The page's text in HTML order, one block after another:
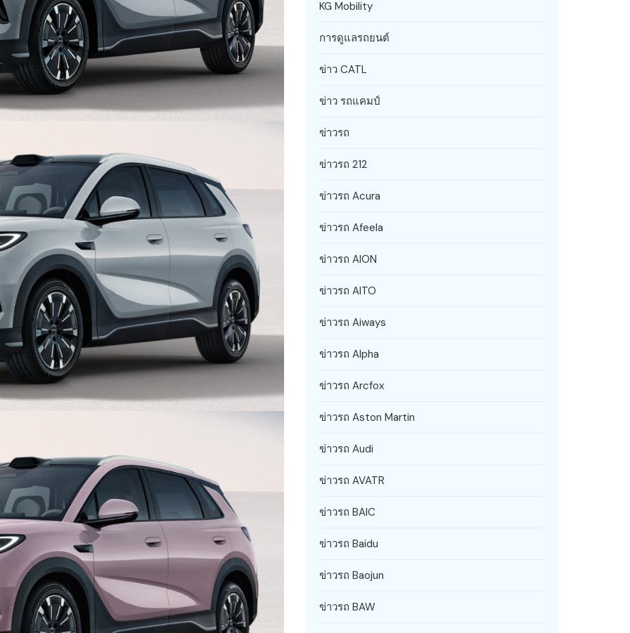
KG Mobility
การดูแลรถยนต์
ข่าว CATL
ข่าว รถแคมป์
ข่าวรถ
ข่าวรถ 212
ข่าวรถ Acura
ข่าวรถ Afeela
ข่าวรถ AION
ข่าวรถ AITO
ข่าวรถ Aiways
ข่าวรถ Alpha
ข่าวรถ Arcfox
ข่าวรถ Aston Martin
ข่าวรถ Audi
ข่าวรถ AVATR
ข่าวรถ BAIC
ข่าวรถ Baidu
ข่าวรถ Baojun
ข่าวรถ BAW